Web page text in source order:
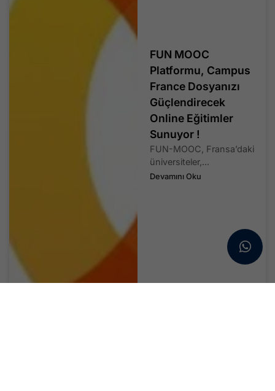
FUN MOOC
Platformu, Campus
France Dosyanızı
Güçlendirecek
Online Eğitimler
Sunuyor !
FUN-MOOC, Fransa’daki
üniversiteler,...
Devamını Oku